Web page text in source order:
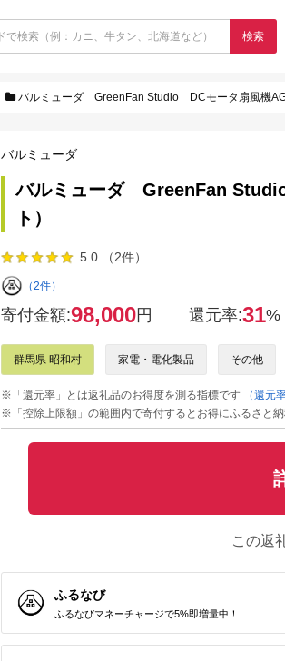
検索
バルミューダ GreenFan Studio DCモータ扇風機
バルミューダ
バルミューダ GreenFan
ト）
5.0 （2件）
（2件）
寄付金額:98,000円 還元率:31%
群馬県 昭和村 家電・電化製品 その他
※「還元率」とは返礼品のお得度を測る指標です
（還元
※「控除上限額」の範囲内で寄付するとお得にふるさと
この返
ふるなび
ふるなびマネーチャージで5%即増量中！